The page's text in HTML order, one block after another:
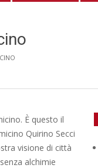
È questo il
Quirino Secci
visione di città
alchimie